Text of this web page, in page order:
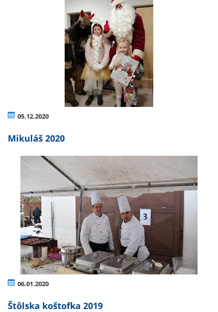
05.12.2020
Mikuláš 2020
06.01.2020
Štôlska koštofka 2019